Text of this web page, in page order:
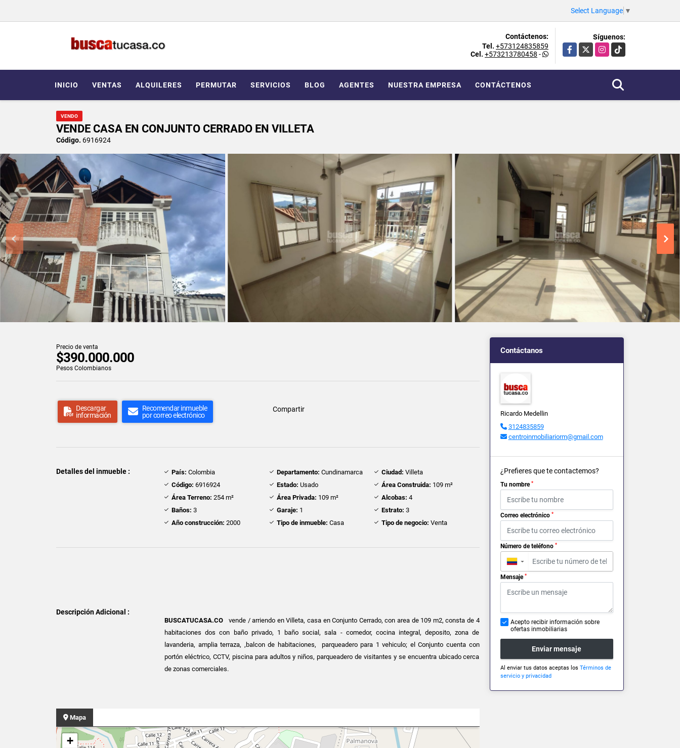
Select Language ▼
Contáctenos:
Tel. +573124835859
Cel. +573213780458 -
Síguenos:
Facebook
X Instagram
TikTok
INICIO VENTAS ALQUILERES PERMUTAR SERVICIOS BLOG AGENTES NUESTRA EMPRESA CONTÁCTENOS
VENDO
VENDE CASA EN CONJUNTO CERRADO EN VILLETA
Código. 6916924
Precio de venta
$390.000.000
Pesos Colombianos
Descargar
información
Recomendar inmueble
por correo electrónico
Compartir
Detalles del inmueble : País: Colombia Departamento: Cundinamarca Ciudad: Villeta
Código: 6916924 Estado: Usado Área Construida: 109 m²
Área Terreno: 254 m² Área Privada: 109 m² Alcobas: 4
Baños: 3 Garaje: 1 Estrato: 3
Año construcción: 2000 Tipo de inmueble: Casa Tipo de negocio: Venta
Descripción Adicional :
BUSCATUCASA.CO
vende / arriendo en Villeta, casa en Conjunto Cerrado, con area de 109 m2, consta de 4
habitaciones dos con baño privado, 1 baño social, sala - comedor, cocina integral, deposito, zona de
lavanderia, amplia terraza, ,balcon de habitaciones, parqueadero para 1 vehiculo; el Conjunto cuenta con
portón eléctrico, CCTV, piscina para adultos y niños, parqueadero de visitantes y se encuentra ubicado cerca
de zonas comerciales.
Mapa
+
Contáctanos
Ricardo Medellin
3124835859
centroinmobiliariorm@gmail.com
¿Prefieres que te contactemos?
Tu nombre *
Correo electrónico *
Número de teléfono *
▼
Mensaje *
Acepto recibir información sobre
ofertas inmobiliarias
Enviar mensaje
Al enviar tus datos aceptas los Términos de
servicio y privacidad